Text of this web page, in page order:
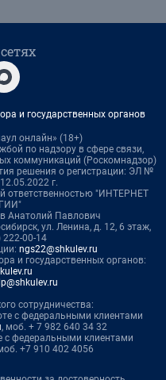
и государственных органов
онлайн» (18+)
по надзору в сфере связи,
коммуникаций (Роскомнадзор)
решения о регистрации: ЭЛ №
г.
ответственностью "ИНТЕРНЕТ
Анатолий Павлович
ул. Ленина, д. 12, 6 этаж,
222-00-14
ngs22@shkulev.ru
и государственных органов:
сотрудничества:
с федеральными клиентами
, моб. + 7 982 640 34 32
с федеральными клиентами
+7 910 402 4056